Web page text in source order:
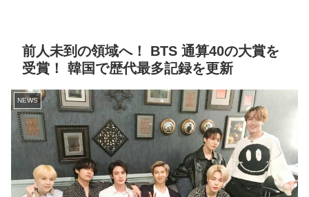
前人未到の領域へ！ BTS 通算40の大賞を
受賞！ 韓国で歴代最多記録を更新
NEWS